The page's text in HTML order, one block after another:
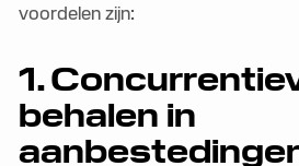
voordelen zijn:
1.
behalen in